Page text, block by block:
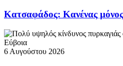
Κατσαφάδος: Κανένας
6 Αυγούστου 2026